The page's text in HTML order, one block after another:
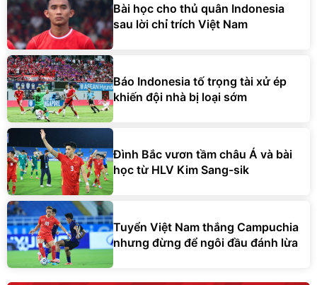
Bài học cho thủ quân Indonesia
sau lời chỉ trích Việt Nam
Báo Indonesia tố trọng tài xử ép
khiến đội nhà bị loại sớm
Đình Bắc vươn tầm châu Á và bài
học từ HLV Kim Sang-sik
Tuyển Việt Nam thắng Campuchia
nhưng đừng để ngôi đầu đánh lừa